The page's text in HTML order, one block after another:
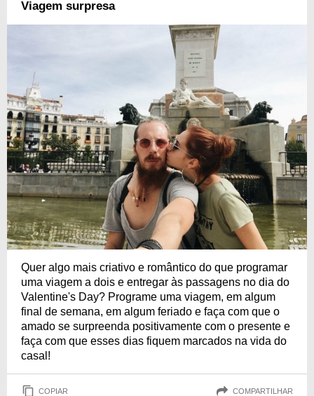
Viagem surpresa
Quer algo mais criativo e romântico do que programar
uma viagem a dois e entregar às passagens no dia do
Valentine's Day? Programe uma viagem, em algum
final de semana, em algum feriado e faça com que o
amado se surpreenda positivamente com o presente e
faça com que esses dias fiquem marcados na vida do
casal!
COPIAR COMPARTILHAR